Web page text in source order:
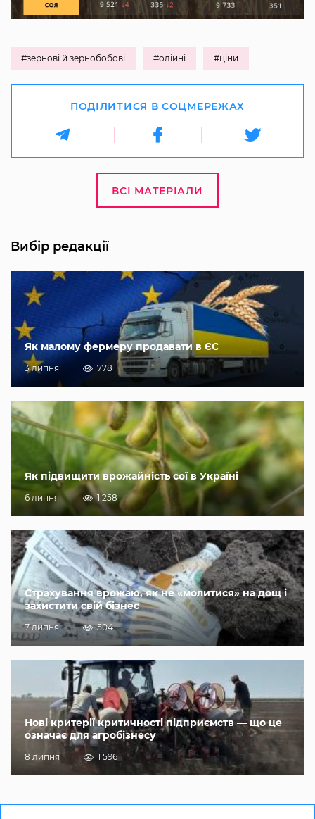
#зернові й зернобобові #олійні #ціни
ПОДІЛИТИСЯ В СОЦМЕРЕЖАХ
ВСІ МАТЕРІАЛИ
Вибір редакції
Як малому фермеру продавати в ЄС
3 липня 778
Як підвищити врожайність сої в Україні
6 липня 1 258
Страхування врожаю, як не «молитися» на дощ і
захистити свій бізнес
7 липня 504
Нові критерії критичності підприємств — що це
означає для агробізнесу
8 липня 1 596